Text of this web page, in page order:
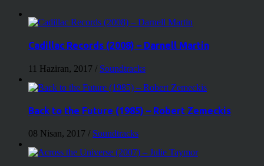
Cadillac Records (2008) – Darnell Martin
11 Haziran, 2017 / Soundtracks
Back to the Future (1985) – Robert Zemeckis
08 Nisan, 2017 / Soundtracks